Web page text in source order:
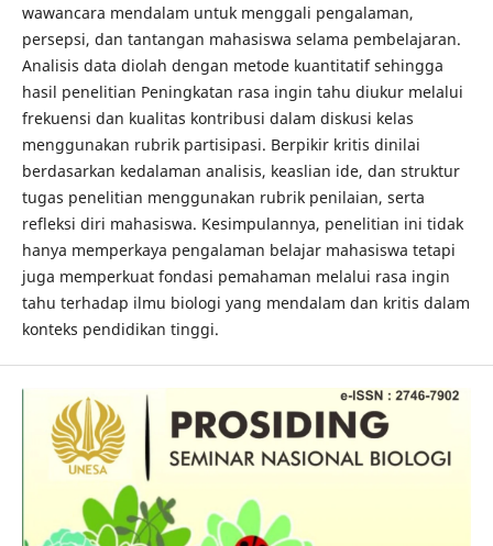
wawancara mendalam untuk menggali pengalaman,
persepsi, dan tantangan mahasiswa selama pembelajaran.
Analisis data diolah dengan metode kuantitatif sehingga
hasil penelitian Peningkatan rasa ingin tahu diukur melalui
frekuensi dan kualitas kontribusi dalam diskusi kelas
menggunakan rubrik partisipasi. Berpikir kritis dinilai
berdasarkan kedalaman analisis, keaslian ide, dan struktur
tugas penelitian menggunakan rubrik penilaian, serta
refleksi diri mahasiswa. Kesimpulannya, penelitian ini tidak
hanya memperkaya pengalaman belajar mahasiswa tetapi
juga memperkuat fondasi pemahaman melalui rasa ingin
tahu terhadap ilmu biologi yang mendalam dan kritis dalam
konteks pendidikan tinggi.